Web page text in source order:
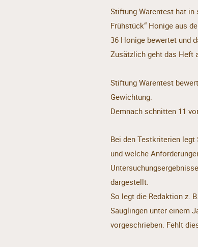
Stiftung Warentest hat in
Frühstück“ Honige aus
36 Honige bewertet und
Zusätzlich geht das Heft
Stiftung Warentest
Gewichtung.
Demnach schnitten 11
Bei den Testkriterien
und welche
dargestellt.
So legt die Redaktion z.
Säuglingen unter einem
vorgeschrieben. Fehlt